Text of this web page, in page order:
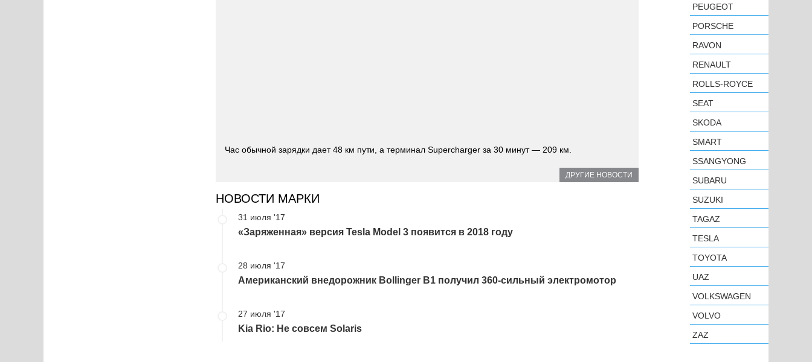
Час обычной зарядки дает 48 км пути, а терминал Supercharger за 30 минут — 209 км.
ДРУГИЕ НОВОСТИ
НОВОСТИ МАРКИ
31 июля '17
«Заряженная» версия Tesla Model 3 появится в 2018 году
28 июля '17
Американский внедорожник Bollinger B1 получил 360-сильный электромотор
27 июля '17
Kia Rio: Не совсем Solaris
PEUGEOT
PORSCHE
RAVON
RENAULT
ROLLS-ROYCE
SEAT
SKODA
SMART
SSANGYONG
SUBARU
SUZUKI
TAGAZ
TESLA
TOYOTA
UAZ
VOLKSWAGEN
VOLVO
ZAZ